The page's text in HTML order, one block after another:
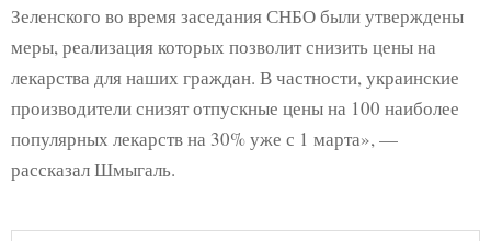
Зеленского во время заседания СНБО были утверждены
меры, реализация которых позволит снизить цены на
лекарства для наших граждан. В частности, украинские
производители снизят отпускные цены на 100 наиболее
популярных лекарств на 30% уже с 1 марта», —
рассказал Шмыгаль.